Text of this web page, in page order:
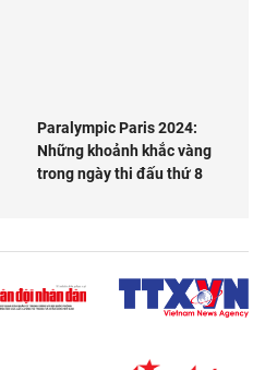
Paralympic Paris 2024:
Những khoảnh khắc vàng
trong ngày thi đấu thứ 8